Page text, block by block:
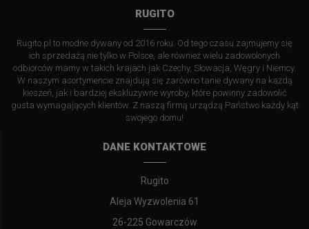
RUGITO
Rugito.pl to modne dywany od 2016 roku. Od tego czasu zajmujemy się
ich sprzedażą nie tylko w Polsce, ale również wielu zadowolonych
odbiorców mamy w takich krajach jak Czechy, Słowacja, Węgry i Niemcy.
W naszym asortymencie znajdują się zarówno tanie dywany na każdą
kieszeń, jak i bardziej ekskluzywne wyroby, które powinny zadowolić
gusta wymagających klientów. Z naszą firmą urządzą Państwo każdy kąt
swojego domu!
DANE KONTAKTOWE
Rugito
Aleja Wyzwolenia 61
26-225 Gowarczów